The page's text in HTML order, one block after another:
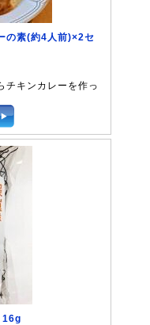
の素(約4人前)×2セ
チキンカレーを作っ
16g